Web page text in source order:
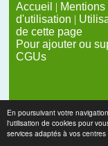
En poursuivant votre
l'utilisation de cookies pour
services adaptés à vos centres
Accueil |
d'utilisation |
de cette page
Pour ajouter ou
CGUs